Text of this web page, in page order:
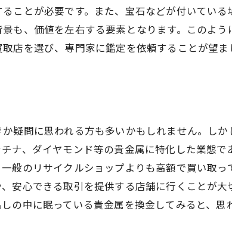
ことが必要です。また、宝石などが付いている
も、価値を左右する要素となります。このよ
店を選び、専門家に鑑定を依頼することが望ま
疑問に思われる方も多いかもしれません。し
ナ、ダイヤモンド等の貴金属に特化した業態
般のリサイクルショップよりも高額で買い取
安心できる取引を提供する店舗に行くことが
の中に眠っている貴金属を換金してみると、思